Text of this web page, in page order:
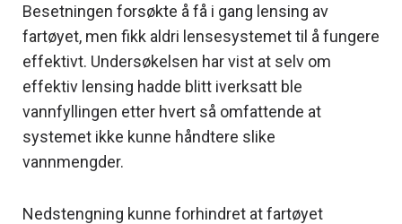
Besetningen forsøkte å få i gang lensing av
fartøyet, men fikk aldri lensesystemet til å fungere
effektivt. Undersøkelsen har vist at selv om
effektiv lensing hadde blitt iverksatt ble
vannfyllingen etter hvert så omfattende at
systemet ikke kunne håndtere slike
vannmengder.
Nedstengning kunne forhindret at fartøyet